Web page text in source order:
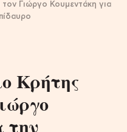
τον Γιώργο Κουμεντάκη για
Κρήτης
την